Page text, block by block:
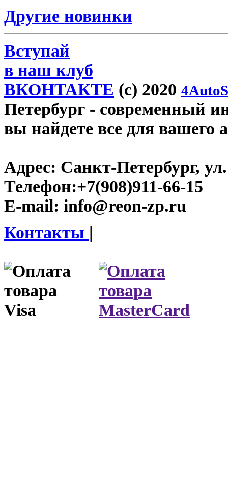
Другие новинки
Вступай
в наш клуб
ВКОНТАКТЕ (c) 2020
Петербург - современный
вы найдете все для вашего
Адрес: Санкт-Петербург,
Телефон:+7(908)911-66-15
E-mail: info@reon-zp.ru
Контакты |